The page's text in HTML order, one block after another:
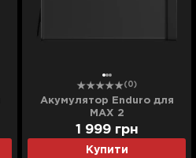
(0)
Акумулятор Enduro для
MAX 2
Купити
1 999 грн